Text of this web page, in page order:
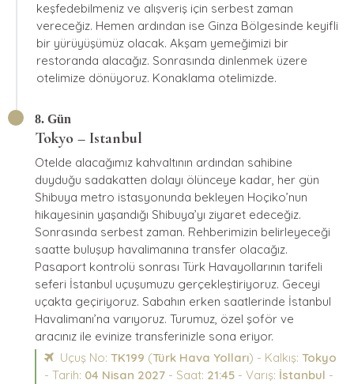
keşfedebilmeniz ve alışveriş için serbest zaman
vereceğiz. Hemen ardından ise Ginza Bölgesinde keyifli
bir yürüyüşümüz olacak. Akşam yemeğimizi bir
restoranda alacağız. Sonrasında dinlenmek üzere
otelimize dönüyoruz. Konaklama otelimizde.
8. Gün
Tokyo – Istanbul
Otelde alacağımız kahvaltının ardından sahibine
duyduğu sadakatten dolayı ölünceye kadar, her gün
Shibuya metro istasyonunda bekleyen Hoçiko’nun
hikayesinin yaşandığı Shibuya’yı ziyaret edeceğiz.
Sonrasında serbest zaman. Rehberimizin belirleyeceği
saatte buluşup havalimanına transfer olacağız.
Pasaport kontrolü sonrası Türk Havayollarının tarifeli
seferi İstanbul uçuşumuzu gerçekleştiriyoruz. Geceyi
uçakta geçiriyoruz. Sabahın erken saatlerinde İstanbul
Havalimanı’na varıyoruz. Turumuz, özel şoför ve
aracınız ile evinize transferinizle sona eriyor.
Uçuş No: TK199 (Türk Hava Yolları) - Kalkış: Tokyo
- Tarih: 04 Nisan 2027 - Saat: 21:45 - Varış: İstanbul -